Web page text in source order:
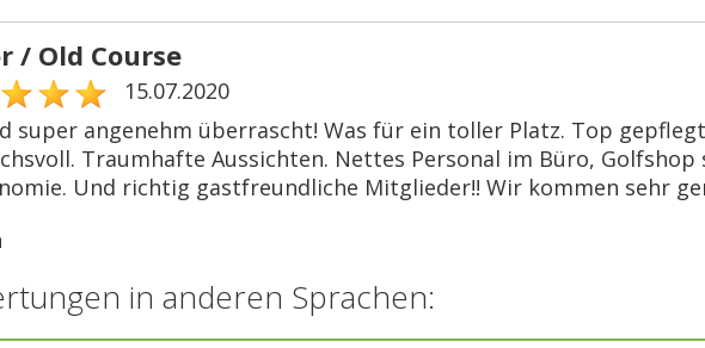
/ Old Course
15.07.2020
super angenehm überrascht! Was für ein toller Platz. Top
Traumhafte Aussichten. Nettes Personal im Büro,
Und richtig gastfreundliche Mitglieder!! Wir kommen sehr
in anderen Sprachen: